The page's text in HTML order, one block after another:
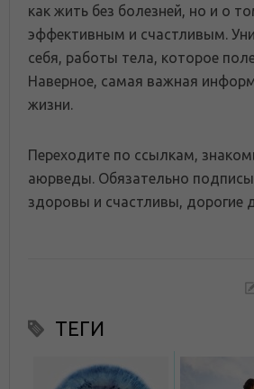
как жить без болезней, но и о
эффективным и счастливым.
себя, работы тела, которое
Наверное, самая важная
жизни.
Переходите по ссылкам,
аюрведы. Обязательно
здоровы и счастливы, дорогие
ТЕГИ